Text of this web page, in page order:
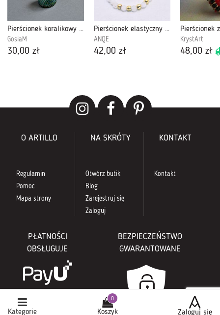
Pierścionek koralikowy zielony 12
GosiaM
30,00 zł
Pierścionek elastyczny kam księżycowy -model2
ANQE
42,00 zł
KrystArt
48,00 zł
Kategorie Koszyk Zaloguj się
O ARTILLO
Regulamin
Pomoc
Mapa strony
NA SKRÓTY
Otwórz butik
Blog
Zarejestruj się
Zaloguj
KONTAKT
Kontakt
PŁATNOŚCI
OBSŁUGUJE
BEZPIECZEŃSTWO
GWARANTOWANE